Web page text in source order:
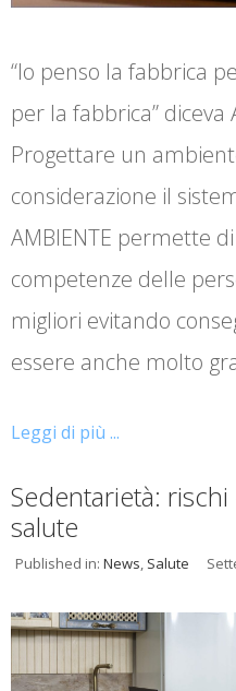
“Io penso la fabbrica
per la fabbrica” diceva
Progettare un
considerazione il
AMBIENTE permette
competenze delle
migliori evitando
essere anche molto
Leggi di più ...
Sedentarietà:
salute
Published in: News, Salute